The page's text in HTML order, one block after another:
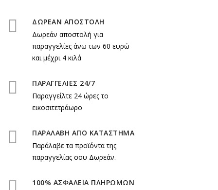
ΔΩΡΕΑΝ ΑΠΟΣΤΟΛΗ
Δωρεάν αποστολή για
παραγγελίες άνω των 60 ευρώ
και μέχρι 4 κιλά
ΠΑΡΑΓΓΕΛΙΕΣ 24/7
Παραγγείλτε 24 ώρες το
εικοσιτετράωρο
ΠΑΡΑΛΑΒΗ ΑΠΟ ΚΑΤΑΣΤΗΜΑ
Παράλαβε τα προϊόντα της
παραγγελίας σου Δωρεάν.
100% ΑΣΦΑΛΕΙΑ ΠΛΗΡΩΜΩΝ